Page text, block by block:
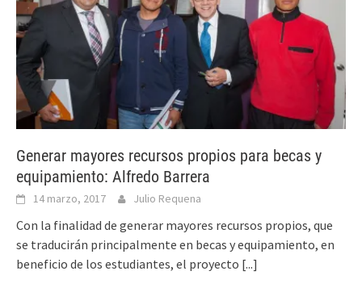
Generar mayores recursos propios para becas y
equipamiento: Alfredo Barrera
14 marzo, 2017 Julio Requena
Con la finalidad de generar mayores recursos propios, que
se traducirán principalmente en becas y equipamiento, en
beneficio de los estudiantes, el proyecto [...]